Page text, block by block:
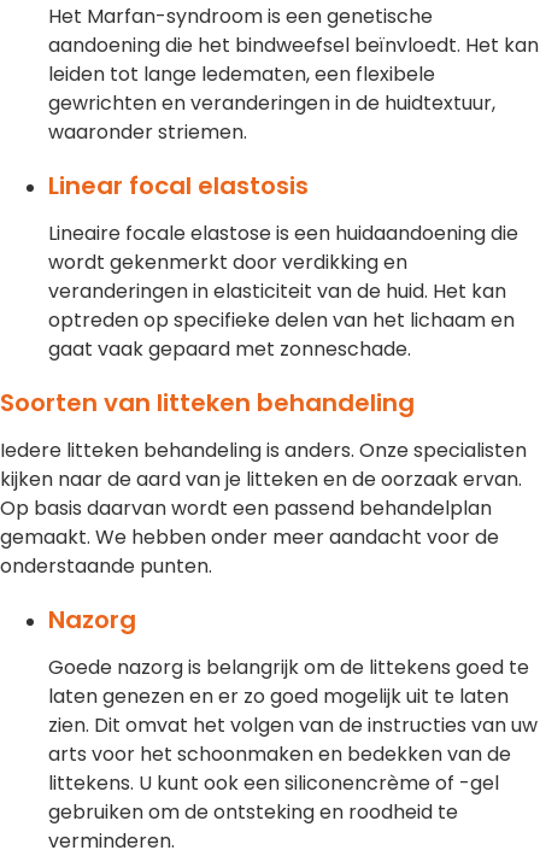
Het Marfan-syndroom is een genetische
aandoening die het bindweefsel beïnvloedt. Het kan
leiden tot lange ledematen, een flexibele
gewrichten en veranderingen in de huidtextuur,
waaronder striemen.
Linear focal elastosis
Lineaire focale elastose is een huidaandoening die
wordt gekenmerkt door verdikking en
veranderingen in elasticiteit van de huid. Het kan
optreden op specifieke delen van het lichaam en
gaat vaak gepaard met zonneschade.
Soorten van litteken behandeling
Iedere litteken behandeling is anders. Onze specialisten
kijken naar de aard van je litteken en de oorzaak ervan.
Op basis daarvan wordt een passend behandelplan
gemaakt. We hebben onder meer aandacht voor de
onderstaande punten.
Nazorg
Goede nazorg is belangrijk om de littekens goed te
laten genezen en er zo goed mogelijk uit te laten
zien. Dit omvat het volgen van de instructies van uw
arts voor het schoonmaken en bedekken van de
littekens. U kunt ook een siliconencrème of -gel
gebruiken om de ontsteking en roodheid te
verminderen.